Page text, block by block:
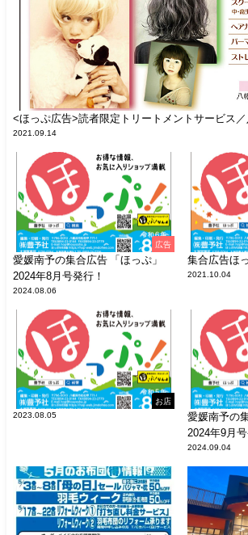
<ほっぷ広告>読者限定トリートメントサービス／
2021.09.14
広告
愛媛南予の集合広告 「ほっぷ」
2024年8月号発行！
2024.08.06
集合広告ほ
2021.10.04
お店
2023.08.05
愛媛南予の
2024年9月号
2024.09.04